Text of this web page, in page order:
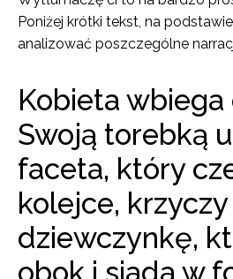
Poniżej krótki tekst, na
analizować poszczególne
Kobieta
Swoją torebką
faceta, który
kolejce,
dziewczynkę,